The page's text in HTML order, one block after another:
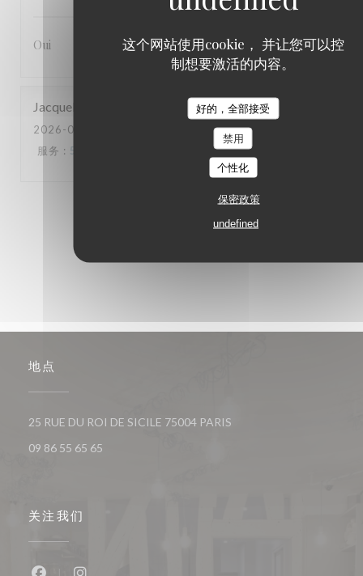
这个网站使用cookie， 并让您可以控
制想要激活的内容。
好的，全部接受
禁用
个性化
保密政策
undefined
Oui
Jacqueline
2026-07-18
服务 : 5 质价比: 5/5
3
地点
25 RUE DU ROI DE SICILE 75004 PARIS
09 86 55 65 65
关注我们